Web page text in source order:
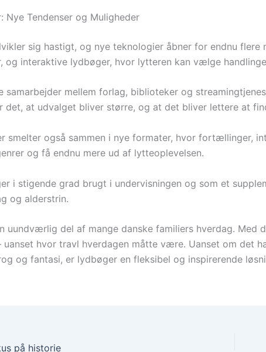
Nye Tendenser og Muligheder
sig hastigt, og nye teknologier åbner for endnu
og interaktive lydbøger, hvor lytteren kan vælge
samarbejder mellem forlag, biblioteker og
det, at udvalget bliver større, og at det bliver lettere at
smelter også sammen i nye formater, hvor fortællinger,
og få endnu mere ud af lytteoplevelsen.
i stigende grad brugt i undervisningen og som et
og alderstrin.
uundværlig del af mange danske familiers hverdag.
uanset hvor travl hverdagen måtte være. Uanset om det
og fantasi, er lydbøger en fleksibel og inspirerende
på historie